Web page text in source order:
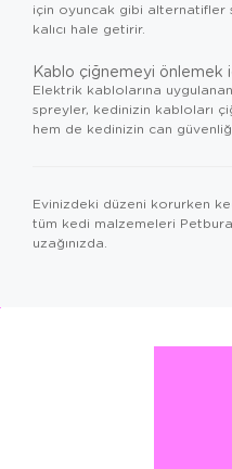
için oyuncak gibi alternatifler
kalıcı hale getirir.
Kablo çiğnemeyi önlemek
Elektrik kablolarına
spreyler, kedinizin kabloları
hem de kedinizin can
Evinizdeki düzeni korurken
tüm kedi malzemeleri
uzağınızda.